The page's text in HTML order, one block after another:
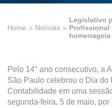
Home Notícias
Legislativo
Profissional
Pelo 14° ano consecutivo, a
São Paulo celebrou o Dia do
Contabilidade em uma
segunda-feira, 5 de maio,